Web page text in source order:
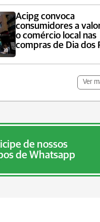
Acipg convoca
consumidores a
o comércio local nas
compras de Dia dos
Ver
de nossos
de Whatsapp